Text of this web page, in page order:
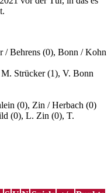
/ Behrens (0), Bonn / Kohn
Strücker (1), V. Bonn
(0), Zin / Herbach (0)
(0), L. Zin (0), T.